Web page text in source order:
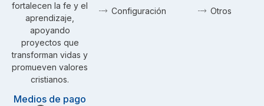
fortalecen la fe y el
aprendizaje,
apoyando
proyectos que
transforman vidas y
promueven valores
cristianos.
Medios de pago
Configuración Otros